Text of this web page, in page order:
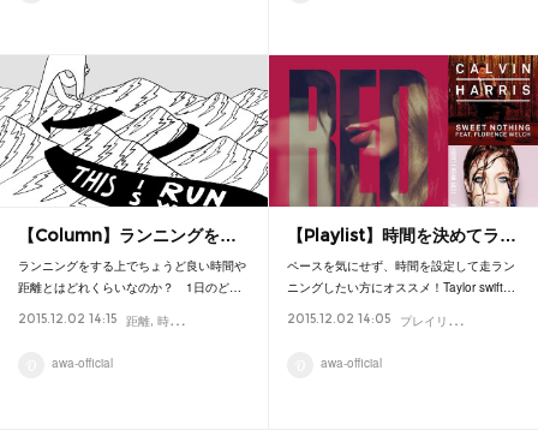
【Column】ランニングを…
ランニングをする上でちょうど良い時間や
距離とはどれくらいなのか？ 1日のど…
2015.12.02 14:15 距離 時間 popular ランニング Column
awa-official
【Playlist】時間を決めてラ…
ペースを気にせず、時間を設定して走ラン
ニングしたい方にオススメ！Taylor swift…
2015.12.02 14:05 プ
レイリスト
awa-official